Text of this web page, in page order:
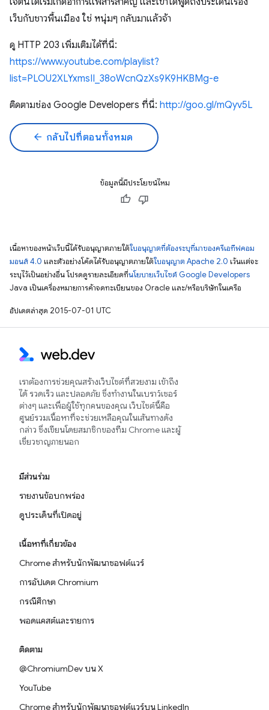
เว็บกับชาวพื้นเมือง ใช่ หนุ่มๆ กลับมาแล้วจ้า
ดู HTTP 203 เพิ่มเติมได้ที่นี่:
https://www.youtube.com/playlist?
list=PLOU2XLYxmsII_38oWcnQzXs9K9HKBMg-e
ติดตามช่อง Google Developers ที่นี่: http://goo.gl/mQyv5L
arrow_back กลับไปที่ตอนทั้งหมด
ข้อมูลนี้มีประโยชน์ไหม
เนื้อหาของหน้าเว็บนี้ได้รับอนุญาตภายใต้ใบอนุญาตที่ต้องระบุที่มาของครีเอทีฟคอม
มอนส์ 4.0 และตัวอย่างโค้ดได้รับอนุญาตภายใต้ใบอนุญาต Apache 2.0 เว้นแต่จะ
ระบุไว้เป็นอย่างอื่น โปรดดูรายละเอียดที่นโยบายเว็บไซต์ Google Developers
Java เป็นเครื่องหมายการค้าจดทะเบียนของ Oracle และ/หรือบริษัทในเครือ
อัปเดตล่าสุด 2015-07-01 UTC
เราต้องการช่วยคุณสร้างเว็บไซต์ที่สวยงาม เข้าถึง
ได้ รวดเร็ว และปลอดภัย ซึ่งทำงานในเบราว์เซอร์
ต่างๆ และเพื่อผู้ใช้ทุกคนของคุณ เว็บไซต์นี้คือ
ศูนย์รวมเนื้อหาที่จะช่วยเหลือคุณในเส้นทางดัง
กล่าว ซึ่งเขียนโดยสมาชิกของทีม Chrome และผู้
เชี่ยวชาญภายนอก
มีส่วนร่วม
รายงานข้อบกพร่อง
ดูประเด็นที่เปิดอยู่
เนื้อหาที่เกี่ยวข้อง
Chrome สำหรับนักพัฒนาซอฟต์แวร์
การอัปเดต Chromium
กรณีศึกษา
พอดแคสต์และรายการ
ติดตาม
@ChromiumDev บน X
YouTube
Chrome สำหรับนักพัฒนาซอฟต์แวร์บน LinkedIn